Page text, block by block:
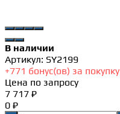
В наличии
Артикул: SY2199
+771 бонус(ов) за покупку
Цена по запросу
7 717 ₽
0 ₽